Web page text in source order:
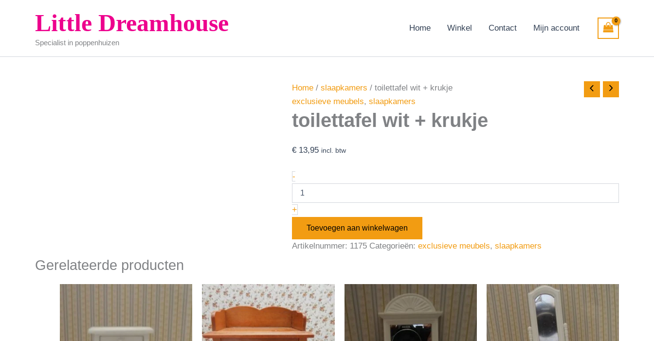
Little Dreamhouse
Specialist in poppenhuizen
Home Winkel Contact Mijn account
Home / slaapkamers / toilettafel wit + krukje
exclusieve meubels, slaapkamers
toilettafel wit + krukje
€ 13,95 incl. btw
-
+
Toevoegen aan winkelwagen
Artikelnummer: 1175 Categorieën: exclusieve meubels, slaapkamers
Gerelateerde producten